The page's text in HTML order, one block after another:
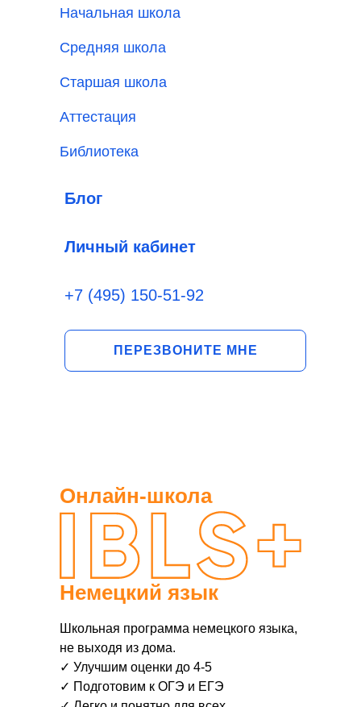
ПЕРЕЗВОНИТЕ МНЕ
Начальная школа
Средняя школа
Старшая школа
Аттестация
Библиотека
Блог
Личный кабинет
+7 (495) 150-51-92
Онлайн-школа
Школьная программа немецкого языка,
не выходя из дома.
✓ Улучшим оценки до 4-5
✓ Подготовим к ОГЭ и ЕГЭ
Немецкий язык